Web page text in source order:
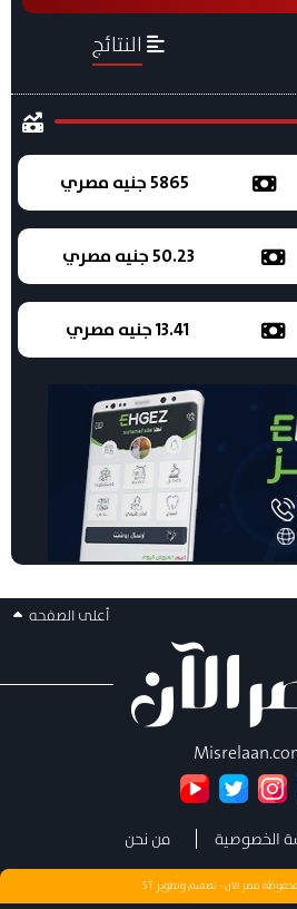
النتائج
5865 جنيه مصري
50.23 جنيه مصري
13.41 جنيه مصري
أعلى الصفحه
الخصوصية من نحن
مصر الان - تصميم وتطويرST